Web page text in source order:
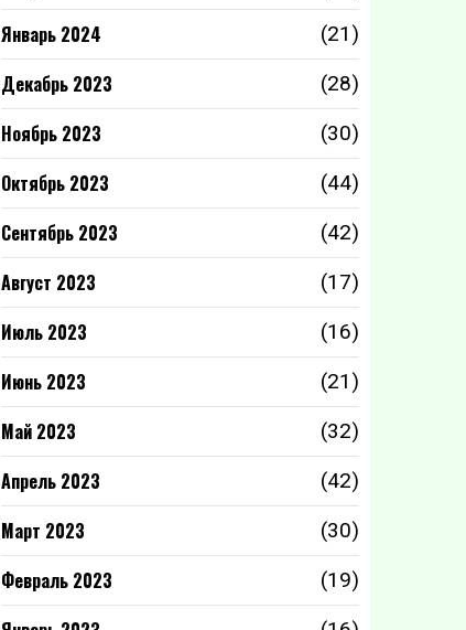
Январь 2024 (21)
Декабрь 2023 (28)
Ноябрь 2023 (30)
Октябрь 2023 (44)
Сентябрь 2023 (42)
Август 2023 (17)
Июль 2023 (16)
Июнь 2023 (21)
Май 2023 (32)
Апрель 2023 (42)
Март 2023 (30)
Февраль 2023 (19)